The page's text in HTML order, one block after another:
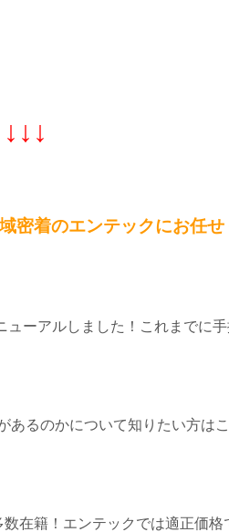
密着のエンテックにお任せ
ーアルしました！これまでに
るのかについて知りたい方はこ
在籍！エンテックでは適正価格